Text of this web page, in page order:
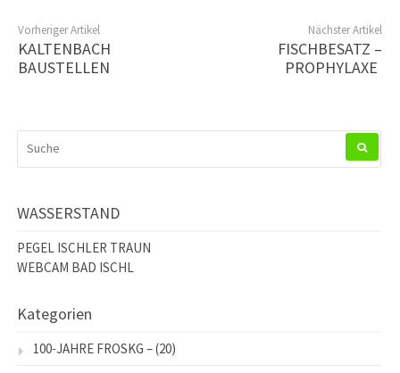
Vorheriger Artikel
KALTENBACH
BAUSTELLEN
Nächster Artikel
FISCHBESATZ –
PROPHYLAXE
NACH:
WASSERSTAND
PEGEL ISCHLER TRAUN
WEBCAM BAD ISCHL
Kategorien
100-JAHRE FROSKG –(20)